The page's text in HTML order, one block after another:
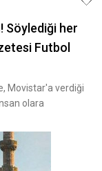
Söylediği her
Futbol
Movistar'a verdiği
olara